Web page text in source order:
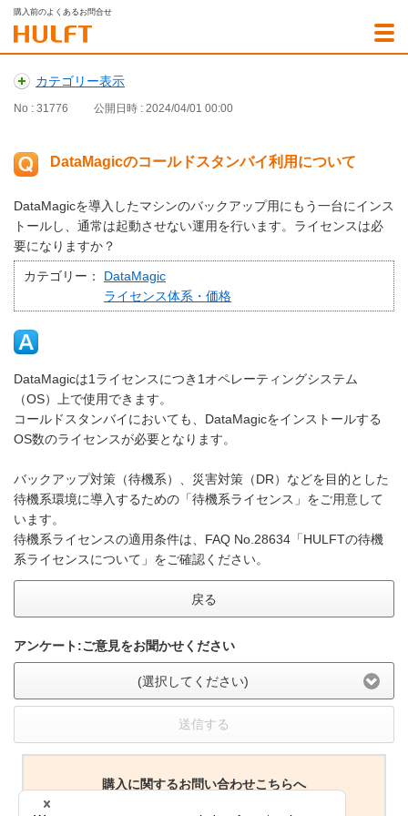
購入前のよくあるお問合せ
カテゴリー表示
No : 31776 公開日時 : 2024/04/01 00:00
DataMagicのコールドスタンバイ利用について
DataMagicを導入したマシンのバックアップ用にもう一台にインス
トールし、通常は起動させない運用を行います。ライセンスは必
要になりますか？
カテゴリー：
DataMagic
ライセンス体系・価格
DataMagicは1ライセンスにつき1オペレーティングシステム
（OS）上で使用できます。
コールドスタンバイにおいても、DataMagicをインストールする
OS数のライセンスが必要となります。
バックアップ対策（待機系）、災害対策（DR）などを目的とした
待機系環境に導入するための「待機系ライセンス」をご用意して
います。
待機系ライセンスの適用条件は、FAQ No.28634「HULFTの待機
系ライセンスについて」をご確認ください。
戻る
アンケート:ご意見をお聞かせください
(選択してください)
送信する
購入に関するお問い合わせこちらへ